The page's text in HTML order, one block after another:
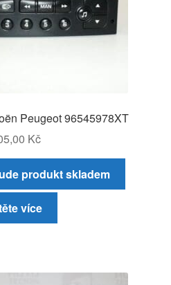
Peugeot 96545978XT
Kč
produkt skladem
více